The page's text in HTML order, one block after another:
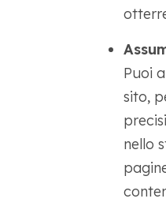
Puoi
sito,
nello